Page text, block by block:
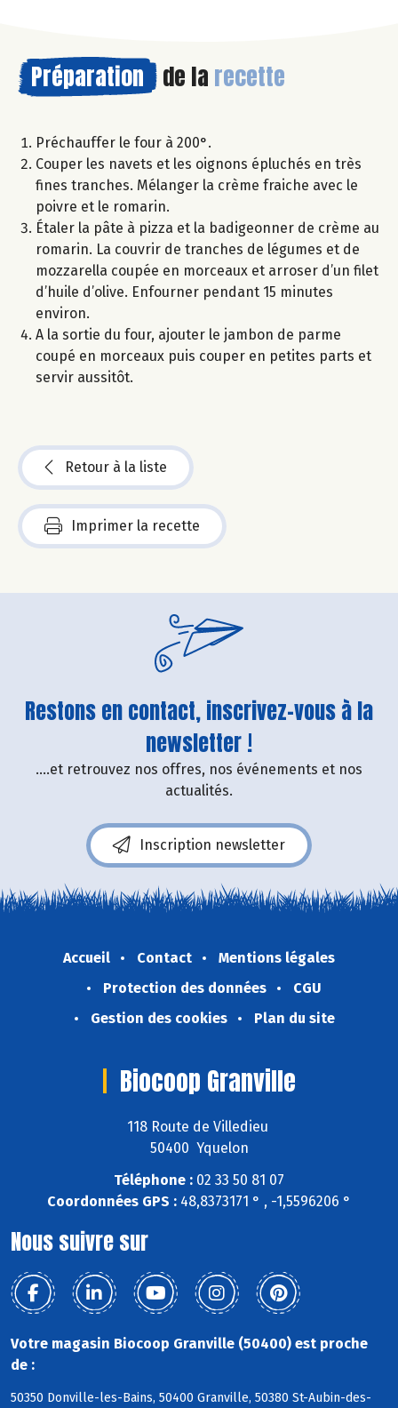
Préparation de la recette
Préchauffer le four à 200°.
Couper les navets et les oignons épluchés en très
fines tranches. Mélanger la crème fraiche avec le
poivre et le romarin.
Étaler la pâte à pizza et la badigeonner de crème au
romarin. La couvrir de tranches de légumes et de
mozzarella coupée en morceaux et arroser d’un filet
d’huile d’olive. Enfourner pendant 15 minutes
environ.
A la sortie du four, ajouter le jambon de parme
coupé en morceaux puis couper en petites parts et
servir aussitôt.
Retour à la liste
Imprimer la recette
Restons en contact, inscrivez-vous à la
newsletter !
....et retrouvez nos offres, nos événements et nos
actualités.
Inscription newsletter
Accueil Contact
Mentions légales
Protection des données
CGU
Gestion des cookies
Plan du site
Biocoop Granville
118 Route de Villedieu
50400 Yquelon
Téléphone : 02 33 50 81 07
Coordonnées GPS : 48,8373171 ° , -1,5596206 °
Nous suivre sur
Votre magasin Biocoop Granville (50400) est proche
de :
50350 Donville-les-Bains, 50400 Granville, 50380 St-Aubin-des-